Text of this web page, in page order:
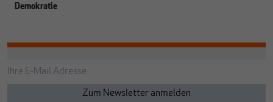
Demokratie